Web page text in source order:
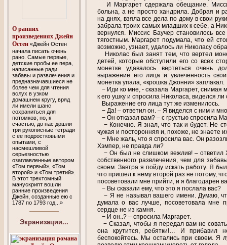
О ранних
произведениях Джейн
Остен «Джейн Остен
начала писать очень
рано. Самые первые,
детские пробы ее пера,
написанные ради
забавы и развлечения и
предназначавшиеся не
более чем для чтения
вслух в узком
домашнем кругу, вряд
ли имели шанс
сохраниться для
потомков; но, к
счастью, до нас дошли
три рукописные тетради
с ее подростковыми
опытами, с
насмешливой
серьезностью
озаглавленные автором
«Том первый», «Том
второй» и «Том третий».
В этот трехтомный
манускрипт вошли
ранние произведения
Джейн, созданные ею с
1787 по 1793 год...»
Экранизации...
И Маргарет сдержала обещание.
больна, а не просто хандрила. Добрая и
на днях, взяла все дела по дому в свои
забрала троих самых младших к себе, а
вернулся. Миссис Баучер становилось
тягостным. Маргарет подумала, что ей
возможно, узнает, удалось ли Николасу
Николас был занят тем, что вертел
детей, которые обступили его со всех
монетке удавалось вертеться очень
выражение его лица и увлеченность
монетка упала, «крошка Джонни» заплакал.
− Иди ко мне, - сказала Маргарет,
к его ушку и спросила Николаса, виделся
Выражение его лица тут же изменилось.
− Да! – ответил он. – Я виделся с ним и
− Он отказал вам? – с грустью спросила
− Конечно. Я знал, что так и будет. Не
чужая и посторонняя и, похоже, не знаете
− Мне жаль, что я спросила вас. Он
Хэмпер, не правда ли?
− Он был не слишком вежлив! – ответил
собственного развлечения, чем для
своем. Завтра я пойду искать работу. Я
что пришел к нему второй раз не потому,
посоветовали мне прийти, и я благодарен
− Вы сказали ему, что это я послала вас?
− Я не называл вашего имени. Думаю,
думала о вас лучше, посоветовала мне
сердце не из камня.
− И он..? – спросила Маргарет.
− Сказал, чтобы я передал вам не
она крутится, ребятки!… И прибавил
беспокойтесь. Мы остались при своем. Я